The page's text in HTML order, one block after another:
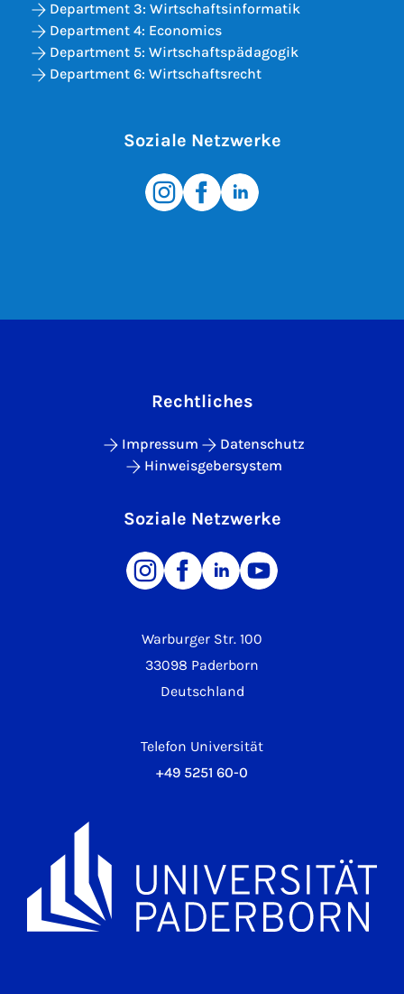
Department 3: Wirtschaftsinformatik
Department 4: Economics
Department 5: Wirtschaftspädagogik
Department 6: Wirtschaftsrecht
Soziale Netzwerke
Warburger Str. 100
33098 Paderborn
Deutschland
Telefon Universität
+49 5251 60-0
Rechtliches
Impressum
Datenschutz
Hinweisgebersystem
Soziale Netzwerke